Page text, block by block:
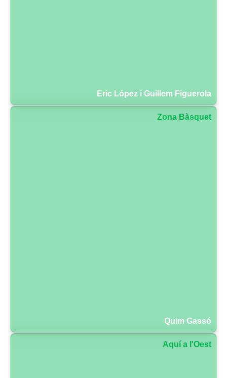
Eric López i Guillem Figuerola
Zona Bàsquet
Quim Gassó
Aquí a l'Oest